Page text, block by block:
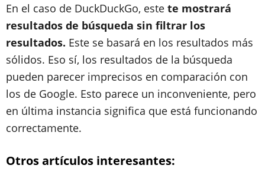
En el caso de DuckDuckGo, este te mostrará
resultados de búsqueda sin filtrar los
resultados. Este se basará en los resultados más
sólidos. Eso sí, los resultados de la búsqueda
pueden parecer imprecisos en comparación con
los de Google. Esto parece un inconveniente, pero
en última instancia significa que está funcionando
correctamente.
Otros artículos interesantes: